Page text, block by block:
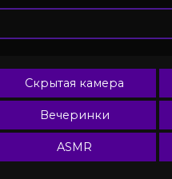
Скрытая камера
Вечеринки
ASMR